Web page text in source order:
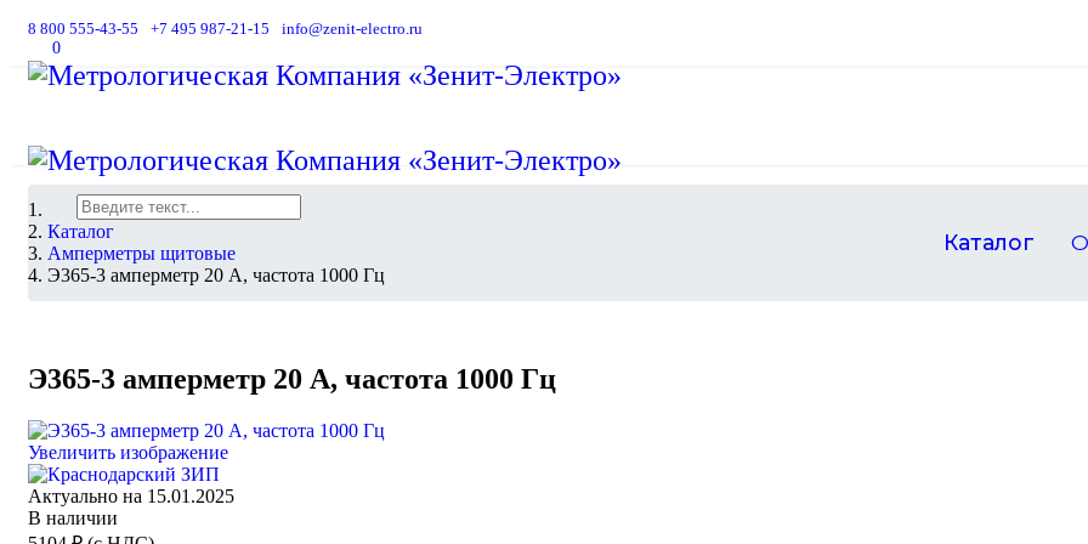
8 800 555-43-55 +7 495 987-21-15 info@zenit-electro.ru
0В корзину
Каталог
Поиск
Каталог
Амперметры щитовые
Э365-3 амперметр 20 А, частота 1000 Гц
Э365-3 амперметр 20 А, частота 1000 Гц
Увеличить изображение
Актуально на 15.01.2025
В наличии